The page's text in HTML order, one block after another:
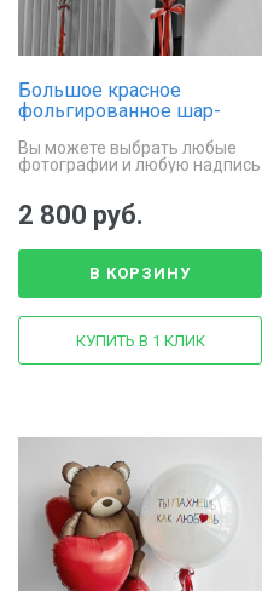
Большое красное
фольгированное шар-
надписью
Вы можете выбрать любые
фотографии и любую надпись
2 800 руб.
В КОРЗИНУ
КУПИТЬ В 1 КЛИК